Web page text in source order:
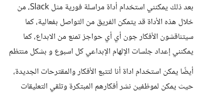
بعد ذلك يمكنني استخدام أداة مراسلة فورية مثل Slack، من
خلال هذه الأداة قد يتمكن الفريق من التواصل بفعالية، كما
سيتناقشون الأفكار جون أي أي حواجز تمنع من الابداع، كما
يمكنني إعداد جلسات الإلهام الإبداعي كل اسبوع و بشكل منتظم
أيضًا يمكن استخدام اداة أنا لتتبع الأفكار والمقترحات الجديدة،
حيث يمكن لموظفين نشر أفكارهم المبتكرة وتلقي التعليقات